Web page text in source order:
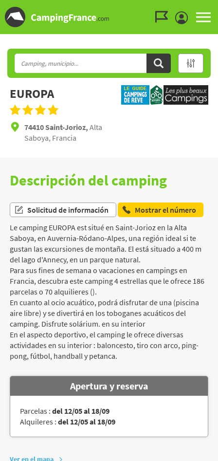
EUROPA
74410 Saint-Jorioz, Alta
Saboya, Francia
Descripción del camping
Solicitud de información
Mostrar el número
Le camping EUROPA est situé en Saint-Jorioz en la Alta
Saboya, en Auvernia-Ródano-Alpes, una región ideal si te
gustan las excursiones de montaña. El está situado a 400 m
del lago d'Annecy, en un parque natural.
Para sus fines de semana o vacaciones en campings en
Francia, descubra este camping 4 estrellas que le ofrece 186
parcelas o 70 alquilieres ().
En cuanto al ocio acuático, podrá disfrutar de una (piscina
aire libre) y se divertirá en los toboganes acuáticos del
camping. Disfrute solárium. en su interior
En el aspecto deportivo, el camping le ofrece diversas
actividades en su interior : baloncesto, tiro con arco, ping-
pong, fútbol, handball y petanca.
Apertura y reserva
Parcelas : del 12/05 al 18/09
Alquileres : del 12/05 al 18/09
Ver en el mapa